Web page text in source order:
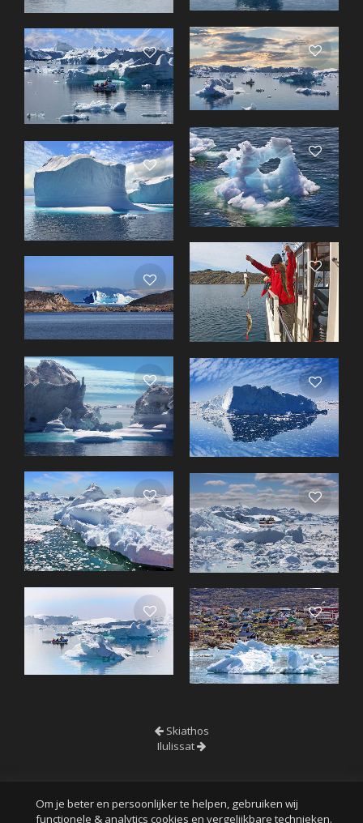
Skiathos
Ilulissat
Om je beter en persoonlijker te helpen, gebruiken wij
functionele & analytics cookies en vergelijkbare technieken.